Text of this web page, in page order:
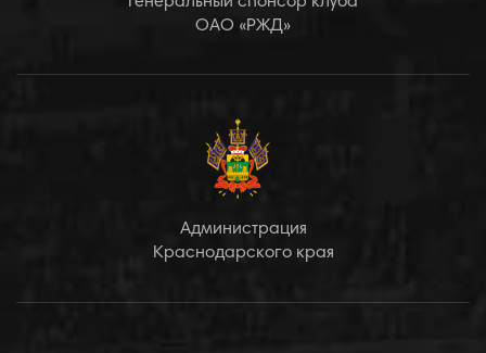
ОАО «РЖД»
Администрация
Краснодарского края